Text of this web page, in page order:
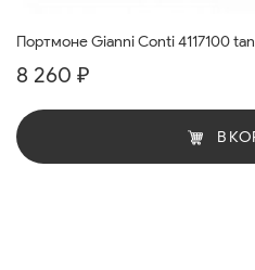
Портмоне Gianni Conti 4117100 tan
8 260 ₽
В